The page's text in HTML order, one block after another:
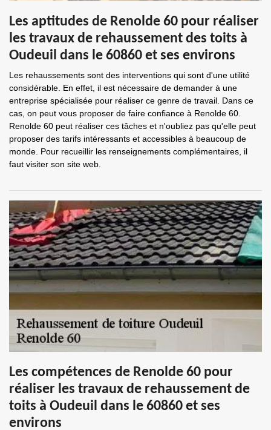
Les aptitudes de Renolde 60 pour réaliser
les travaux de rehaussement des toits à
Oudeuil dans le 60860 et ses environs
Les rehaussements sont des interventions qui sont d'une utilité
considérable. En effet, il est nécessaire de demander à une
entreprise spécialisée pour réaliser ce genre de travail. Dans ce
cas, on peut vous proposer de faire confiance à Renolde 60.
Renolde 60 peut réaliser ces tâches et n'oubliez pas qu'elle peut
proposer des tarifs intéressants et accessibles à beaucoup de
monde. Pour recueillir les renseignements complémentaires, il
faut visiter son site web.
Les compétences de Renolde 60 pour
réaliser les travaux de rehaussement de
toits à Oudeuil dans le 60860 et ses
environs